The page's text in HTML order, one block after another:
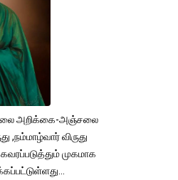
அறிக்கை-அஞ்சலை
,நம்மாழ்வார் விருது
முகமாக